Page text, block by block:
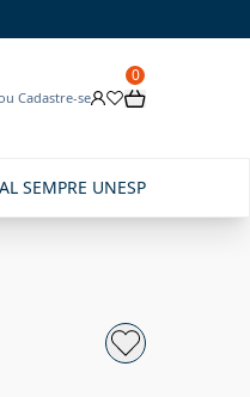
Cadastre-se
0
SEMPRE UNESP